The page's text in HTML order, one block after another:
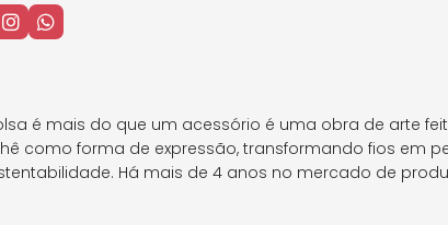
é mais do que um acessório é uma obra de arte
como forma de expressão, transformando fios em
Há mais de 4 anos no mercado de